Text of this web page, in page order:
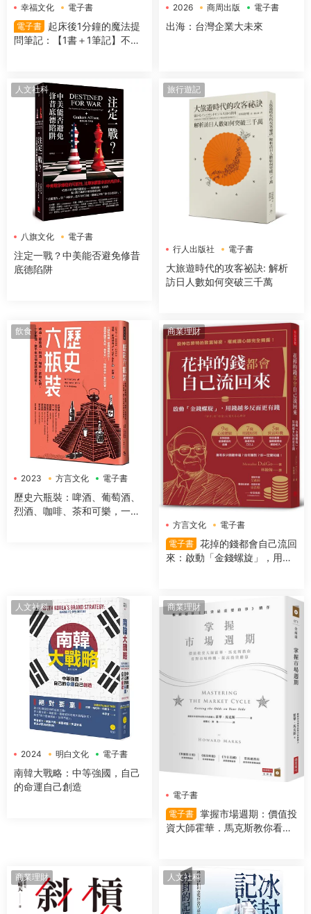
幸福文化
電子書
電子書
起床後1分鐘的魔法提
問筆記：【1書＋1筆記】不隻
2026 商周出版 電子書
出海：台灣企業大未來
人文社科
八旗文化 電子書
注定一戰？中美能否避免修昔
底德陷阱
旅行遊記
行人出版社 電子書
大旅遊時代的攻客祕訣: 解析
訪日人數如何突破三千萬
飲食
2023 方言文化 電子書
歷史六瓶裝：啤酒、葡萄酒、
烈酒、咖啡、茶和可樂，一字
商業理財
方言文化
電子書
電子書 花掉的錢都會自己流回
來：啟動「金錢螺旋」，用錢
人文社科
2024 明白文化 電子書
南韓大戰略：中等強國，自己
的命運自己創造
商業理財
電子書
電子書 掌握市場週期：價值投
資大師霍華．馬克斯教你看對
商業理財 人文社科